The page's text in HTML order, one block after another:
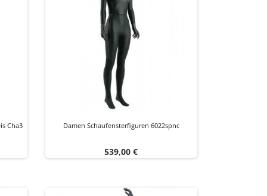
Cha3 Damen Schaufensterfiguren 6022spnc
Preis
539,00 €